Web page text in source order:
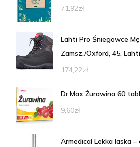
71,92zł
Lahti Pro Śniegowce
Zamsz./Oxford, 45,
174,22zł
Dr.Max Żurawina 60 tabl
9,60zł
Armedical Lekka laska